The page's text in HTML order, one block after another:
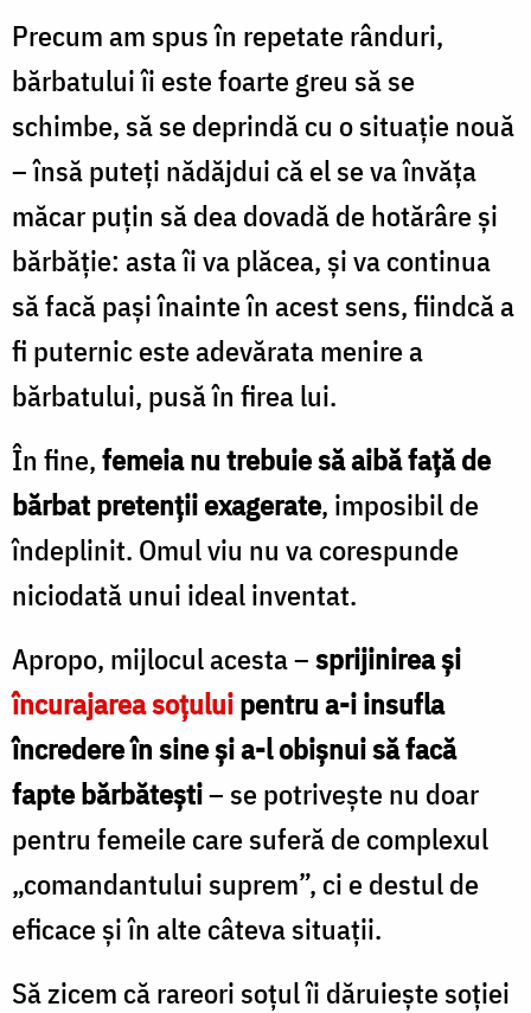
îi
reproșezi
rarele
momente
de
atenție?
/
Foto:
Oana
Precum am spus în repetate rânduri,
bărbatului îi este foarte greu să se
schimbe, să se deprindă cu o situaţie nouă
– însă puteţi nădăjdui că el se va învăţa
măcar puţin să dea dovadă de hotărâre şi
bărbăţie: asta îi va plăcea, şi va continua
să facă paşi înainte în acest sens, fiindcă a
fi puternic este adevărata menire a
bărbatului, pusă în firea lui.
În fine,femeia nu trebuie să aibă faţă de
bărbat pretenţii exagerate, imposibil de
îndeplinit. Omul viu nu va corespunde
niciodată unui ideal inventat.
Apropo, mijlocul acesta –sprijinirea şi
încurajarea soţuluipentru a-i insufla
încredere în sine şi a-l obişnui să facă
fapte bărbăteşti– se potriveşte nu doar
pentru femeile care suferă de complexul
„comandantului suprem”, ci e destul de
eficace şi în alte câteva situaţii.
Să zicem că rareori soţul îi dăruieşte soţiei